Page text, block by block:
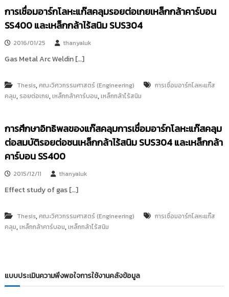
ล
ง
า
น
วิ
ย
การเชื่อมอาร์กโลหะแก๊สคลุมรอยต่อเกยเหล็กกล้าคาร์บอน
SS400 และเหล็กกล้าไร้สนิม SUS304
2016/01/25 thanyaluk
Gas Metal Arc Weldin […]
Thesis,คณะวิศวกรรมศาสตร์ (Engineering)
การเชื่อมอาร์กโลหะแก๊ส
คลุม, รอยต่อเกย,เหล็กกล้าคาร์บอน,เหล็กกล้าไร้สนิม
การศึกษาอิทธิพลของแก๊สคลุมการเชื่อมอาร์กโลหะแก๊สคลุม
ต่อสมบัติรอยต่อชนเหล็กกล้าไร้สนิม SUS304 และเหล็กกล้า
คาร์บอน SS400
2015/12/11 thanyaluk
Effect study of gas […]
Thesis,คณะวิศวกรรมศาสตร์ (Engineering)
การเชื่อมอาร์กโลหะแก๊ส
คลุม,เหล็กกล้าคาร์บอน,เหล็กกล้าไร้สนิม
แบบประเมินความพึงพอใจการใช้งานคลังข้อมูล